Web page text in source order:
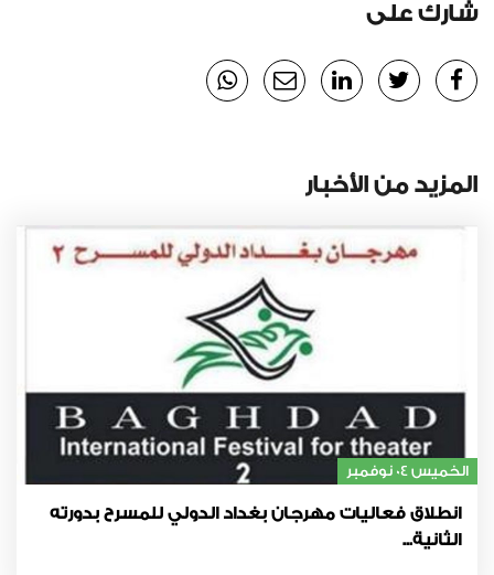
شارك على
المزيد من الأخبار
الخميس 04 نوفمبر
انطلاق فعاليات مهرجان بغداد الدولي للمسرح بدورته
الثانية...